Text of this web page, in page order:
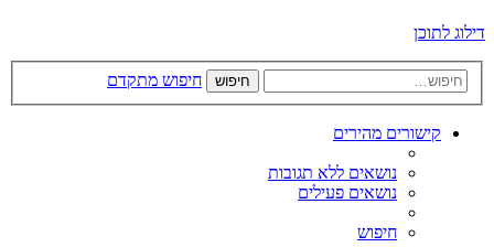
דילוג לתוכן
חיפוש חיפוש מתקדם
קישורים מהירים
נושאים ללא תגובות
נושאים פעילים
חיפוש